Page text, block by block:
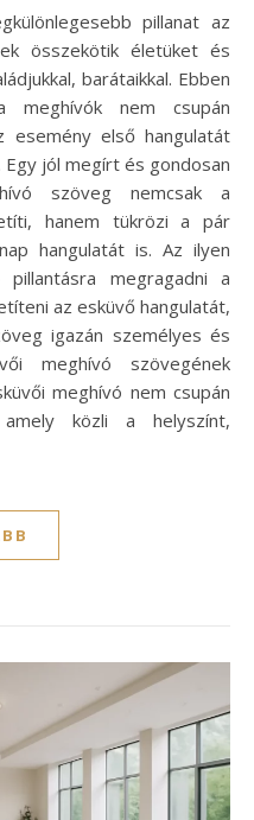
összekötik életüket és
barátaikkal. Ebben
meghívók nem csupán
esemény első hangulatát
jól megírt és gondosan
szöveg nemcsak a
hanem tükrözi a pár
hangulatát is. Az ilyen
megragadni a
az esküvő hangulatát,
igazán személyes és
meghívó szövegének
meghívó nem csupán
közli a helyszínt,